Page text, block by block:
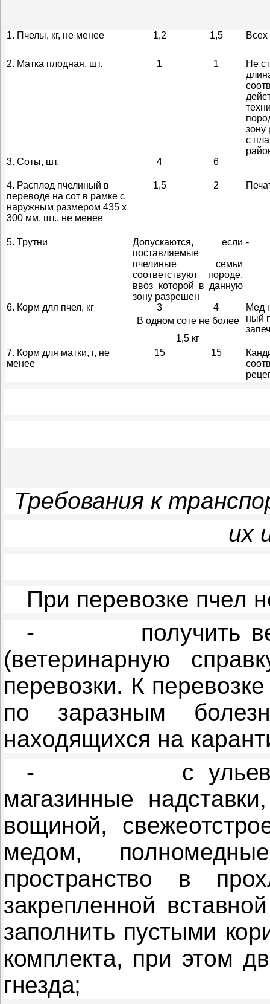
1. Пчелы, кг, не менее 1,2 1,5 Всех
2. Матка плодная, шт. 1 1
Не
зону
с
3. Соты, шт.
4 6
4. Расплод пчелиный в
переводе на сот в рамке с
наружным размером 435 х
300 мм, шт., не менее
1,5 2
5. Трутни
Допускаются, если
поставляемые
пчелиные семьи
соответствуют породе,
ввоз которой в данную
зону разрешен
-
6. Корм для пчел, кг 3 4
Мед
ный
В одном соте не более
1,5 кг
7. Корм для матки, г, не
менее
15 15
Требования к
их
При перевозке пчел
-
получить
(ветеринарную
перевозки. К
по заразным
находящихся на
-
с
магазинные
вощиной,
медом,
пространство в
закрепленной
заполнить пустыми
комплекта, при этом
гнезда;